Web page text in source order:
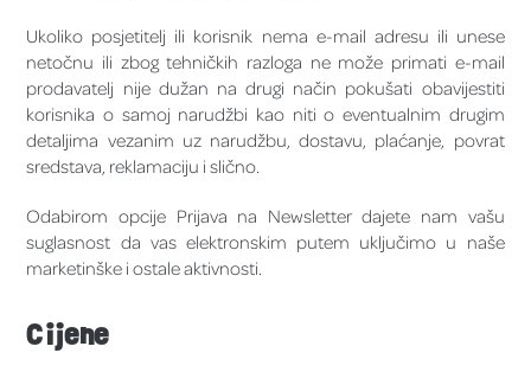
Ukoliko posjetitelj ili korisnik nema e-mail adresu ili unese
netočnu ili zbog tehničkih razloga ne može primati e-mail
prodavatelj nije dužan na drugi način pokušati obavijestiti
korisnika o samoj narudžbi kao niti o eventualnim drugim
detaljima vezanim uz narudžbu, dostavu, plaćanje, povrat
sredstava, reklamaciju i slično.
Odabirom opcije Prijava na Newsletter dajete nam vašu
suglasnost da vas elektronskim putem uključimo u naše
marketinške i ostale aktivnosti.
Cijene